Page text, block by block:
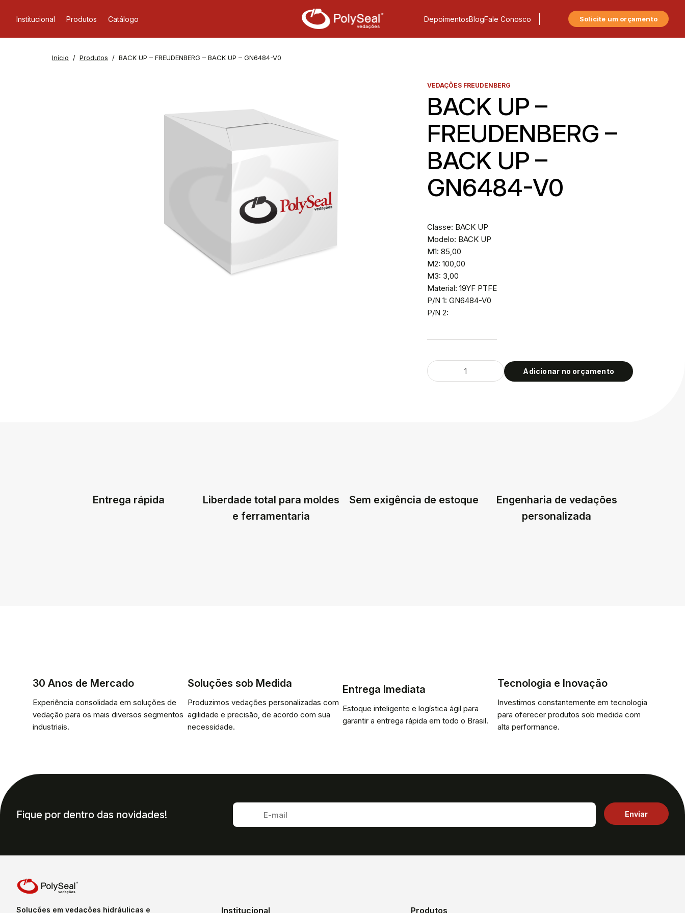
Institucional Produtos Catálogo DepoimentosBlogFale Conosco Solicite um orçamento
Início Produtos BACK UP – FREUDENBERG – BACK UP – GN6484-V0
VEDAÇÕES FREUDENBERG
BACK UP –
FREUDENBERG –
BACK UP –
GN6484-V0
Classe: BACK UP
Modelo: BACK UP
M1: 85,00
M2: 100,00
M3: 3,00
Material: 19YF PTFE
P/N 1: GN6484-V0
P/N 2:
Adicionar no orçamento
Entrega rápida
Liberdade total para moldes
e ferramentaria
Sem exigência de estoque
Engenharia de vedações
personalizada
30 Anos de Mercado
Experiência consolidada em soluções de
vedação para os mais diversos segmentos
industriais.
Soluções sob Medida
Produzimos vedações personalizadas com
agilidade e precisão, de acordo com sua
necessidade.
Entrega Imediata
Estoque inteligente e logística ágil para
garantir a entrega rápida em todo o Brasil.
Tecnologia e Inovação
Investimos constantemente em tecnologia
para oferecer produtos sob medida com
alta performance.
Fique por dentro das novidades!
Soluções em vedações hidráulicas e Institucional Produtos